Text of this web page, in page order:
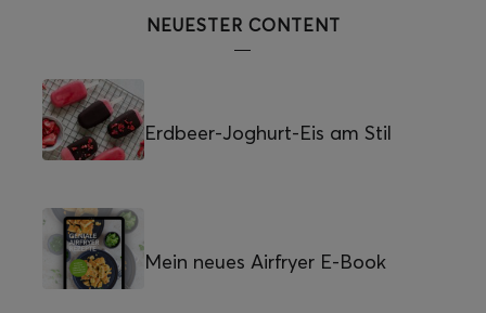
NEUESTER CONTENT
Erdbeer-Joghurt-Eis am Stil
Mein neues Airfryer E-Book